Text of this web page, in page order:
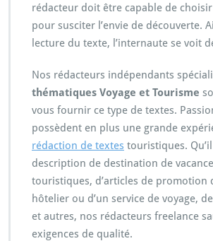
rédacteur doit être capable de
pour susciter l’envie de découverte.
lecture du texte, l’internaute se voit
Nos rédacteurs indépendants
thématiques Voyage et Tourisme
vous fournir ce type de textes.
possèdent en plus une grande
rédaction de textes touristiques. Qu’il
description de destination de
touristiques, d’articles de promotion
hôtelier ou d’un service de voyage,
et autres, nos rédacteurs freelance
exigences de qualité.